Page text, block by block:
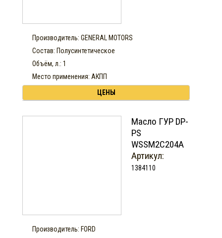
Производитель: GENERAL MOTORS
Состав: Полусинтетическое
Объём, л.: 1
Место применения: АКПП
ЦЕНЫ
Масло ГУР DP-
PS
WSSM2C204A
Артикул:
1384110
Производитель: FORD